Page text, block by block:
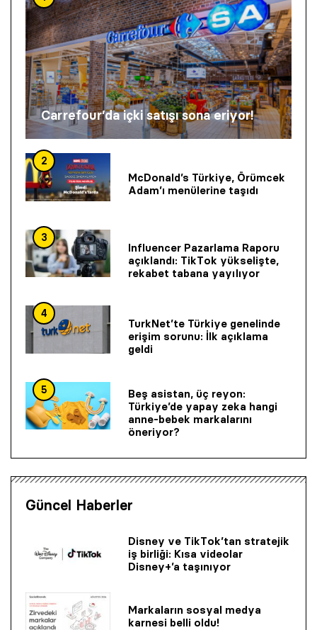
Carrefour’da içki satışı sona eriyor!
2
McDonald’s Türkiye, Örümcek
Adam’ı menülerine taşıdı
3
Influencer Pazarlama Raporu
açıklandı: TikTok yükselişte,
rekabet tabana yayılıyor
4
TurkNet’te Türkiye genelinde
erişim sorunu: İlk açıklama
geldi
5
Beş asistan, üç reyon:
Türkiye’de yapay zeka hangi
anne-bebek markalarını
öneriyor?
Güncel Haberler
Disney ve TikTok’tan stratejik
iş birliği: Kısa videolar
Disney+’a taşınıyor
Markaların sosyal medya
karnesi belli oldu!